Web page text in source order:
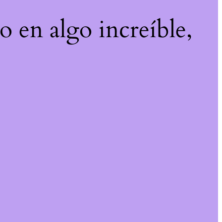
en algo increíble,